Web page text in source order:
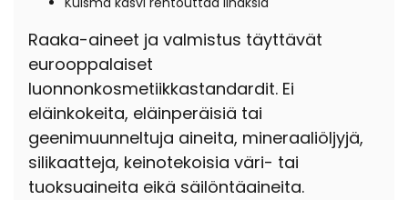
Raaka-aineet ja valmistus täyttävät
eurooppalaiset
luonnonkosmetiikkastandardit. Ei
eläinkokeita, eläinperäisiä tai
geenimuunneltuja aineita, mineraaliöljyjä,
silikaatteja, keinotekoisia väri- tai
tuoksuaineita eikä säilöntäaineita.